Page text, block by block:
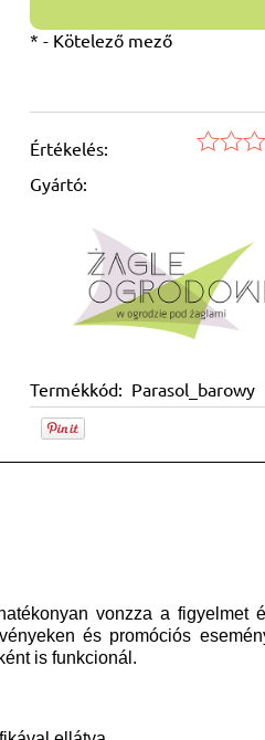
* - Kötelező mező
Értékelés:
Gyártó:
Termékkód: Parasol_barowy
vonzza a figyelmet
és promóciós
is funkcionál.